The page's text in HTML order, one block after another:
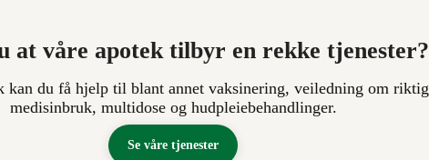
at våre apotek tilbyr en rekke tjenester?
kan du få hjelp til blant annet vaksinering, veiledning om riktig
medisinbruk, multidose og hudpleiebehandlinger.
Se våre tjenester